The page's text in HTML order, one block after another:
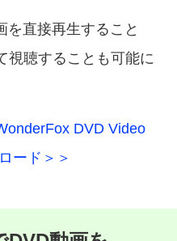
を直接再生すること
視聴することも可能に
DVD Video
ード＞＞